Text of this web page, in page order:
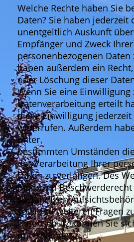
Welche Rechte haben Sie
Daten? Sie haben jederzeit
unentgeltlich Auskunft
Empfänger und Zweck
personenbezogenen Daten
haben außerdem ein
oder Löschung dieser
Wenn Sie eine Einwilligung
Datenverarbeitung erteilt
diese Einwilligung
widerrufen. Außerdem
unter
bestimmten Umständen
der Verarbeitung Ihrer
Daten zu verlangen. Des
Ihnen ein
zuständigen
sowie zu weiteren Fragen
Datenschutz können Sie
mich wenden.